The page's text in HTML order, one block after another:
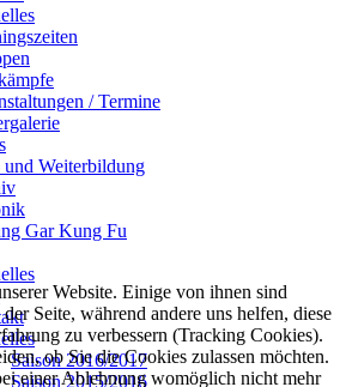
/ Termine
und Weiterbildung
Gar Kung Fu
Saison 2016/2017
Saison 2015/2016
Website. Einige von ihnen sind
Seite, während andere uns helfen, diese
zu verbessern (Tracking Cookies).
ob Sie die Cookies zulassen möchten.
einer Ablehnung womöglich nicht mehr